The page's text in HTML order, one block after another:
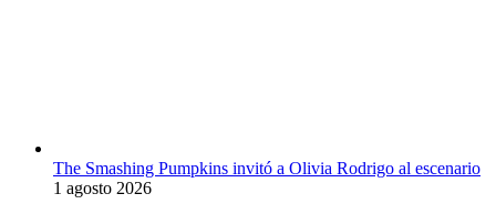
The Smashing Pumpkins invitó a Olivia Rodrigo al escenario
1 agosto 2026